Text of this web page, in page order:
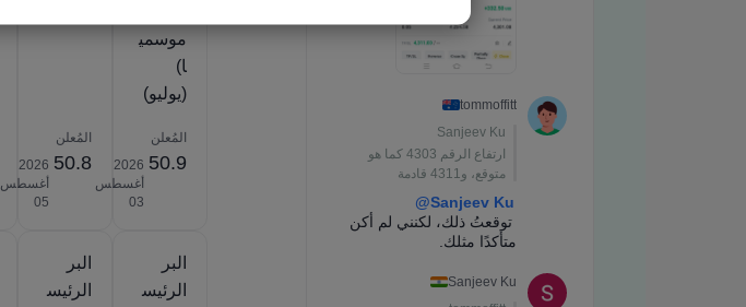
موسمي
ا)
(يوليو)
المُعلن
50.9
2026‎
أغسطس
‎03
المُعلن
50.8
2026‎
أغسطس
‎05
البر
الرئيس
البر
الرئيس